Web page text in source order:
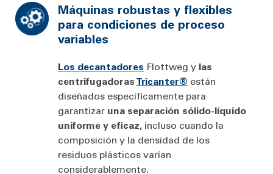
Máquinas robustas y flexibles
para condiciones de proceso
variables
Los decantadores Flottweg y las
centrifugadorasTricanter® están
diseñados específicamente para
garantizar una separación sólido-líquido
uniforme y eficaz, incluso cuando la
composición y la densidad de los
residuos plásticos varían
considerablemente.